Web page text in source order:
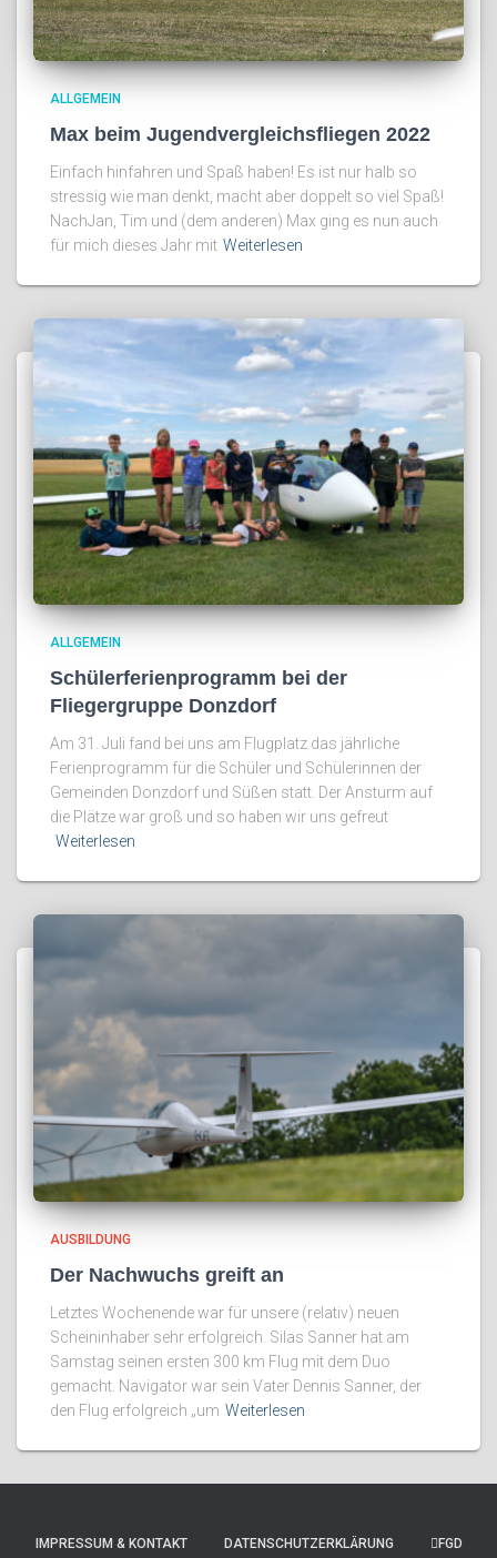
ALLGEMEIN
Max beim Jugendvergleichsfliegen 2022
Einfach hinfahren und Spaß haben! Es ist nur halb so
stressig wie man denkt, macht aber doppelt so viel Spaß!
NachJan, Tim und (dem anderen) Max ging es nun auch
für mich dieses Jahr mit Weiterlesen
ALLGEMEIN
Schülerferienprogramm bei der
Fliegergruppe Donzdorf
Am 31. Juli fand bei uns am Flugplatz das jährliche
Ferienprogramm für die Schüler und Schülerinnen der
Gemeinden Donzdorf und Süßen statt. Der Ansturm auf
die Plätze war groß und so haben wir uns gefreut
Weiterlesen
AUSBILDUNG
Der Nachwuchs greift an
Letztes Wochenende war für unsere (relativ) neuen
Scheininhaber sehr erfolgreich. Silas Sanner hat am
Samstag seinen ersten 300 km Flug mit dem Duo
gemacht. Navigator war sein Vater Dennis Sanner, der
den Flug erfolgreich „um Weiterlesen
IMPRESSUM & KONTAKT DATENSCHUTZERKLÄRUNG FGD